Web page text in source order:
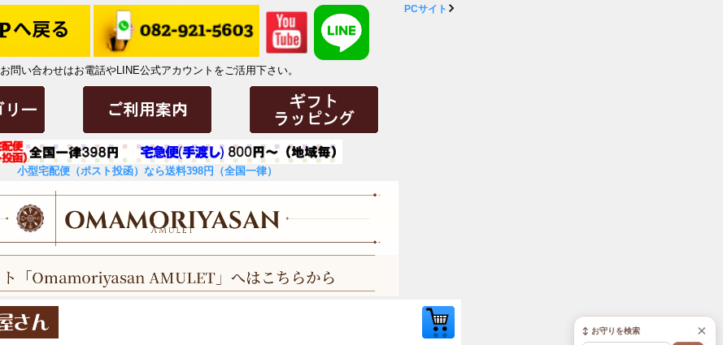
お問い合わせはお電話やLINE公式アカウントをご活用下さい。
小型宅配便（ポスト投函）なら送料398円（全国一律）
PCサイト
×
↕ お守りを検索